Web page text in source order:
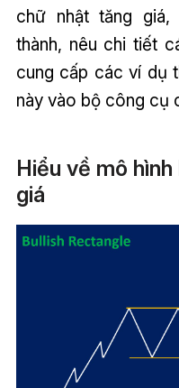
chữ nhật tăng
thành, nêu chi tiết
cung cấp các ví dụ
này vào bộ công cụ
Hiểu về mô
giá